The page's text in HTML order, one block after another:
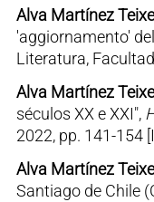
Alva Martínez
'aggiornamento'
Literatura,
Alva Martínez
séculos XX e XXI",
2022, pp. 141-154
Alva Martínez
Santiago de Chile